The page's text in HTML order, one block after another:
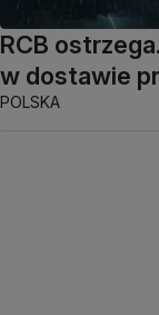
RCB
w dostawie
POLSKA